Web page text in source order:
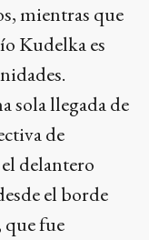
mientras que
Kudelka es
sola llegada de
de
delantero
el borde
que fue